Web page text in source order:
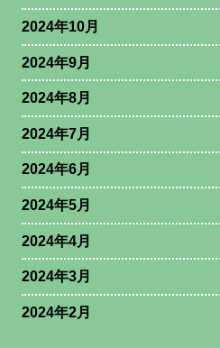
2024年10月
2024年9月
2024年8月
2024年7月
2024年6月
2024年5月
2024年4月
2024年3月
2024年2月